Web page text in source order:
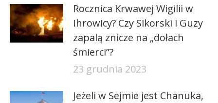
Rocznica Krwawej Wigilii w
Ihrowicy? Czy Sikorski i Guzy
zapalą znicze na „dołach
śmierci”?
23 grudnia 2023
Jeżeli w Sejmie jest Chanuka,